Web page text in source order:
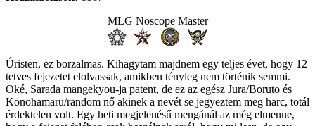
MLG Noscope Master
Úristen, ez borzalmas. Kihagytam majdnem egy teljes évet, hogy 12
tetves fejezetet elolvassak, amikben tényleg nem történik semmi.
Oké, Sarada mangekyou-ja patent, de ez az egész Jura/Boruto és
Konohamaru/random nő akinek a nevét se jegyeztem meg harc, totál
érdektelen volt. Egy heti megjelenésű mengánál az még elmenne,